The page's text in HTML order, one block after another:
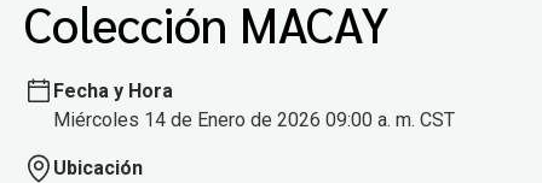
Colección MACAY
Fecha y Hora
Miércoles 14 de Enero de 2026 09:00 a. m. CST
Ubicación